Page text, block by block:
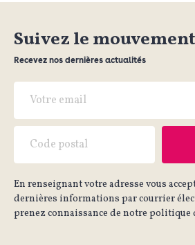
Suivez le
Recevez nos dernières actualités
En renseignant votre adresse vous
dernières informations par courrier
prenez connaissance de notre